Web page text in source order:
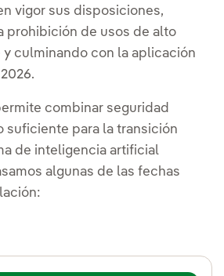
vigor sus disposiciones,
prohibición de usos de alto
culminando con la aplicación
combinar seguridad
suficiente para la transición
de inteligencia artificial
algunas de las fechas